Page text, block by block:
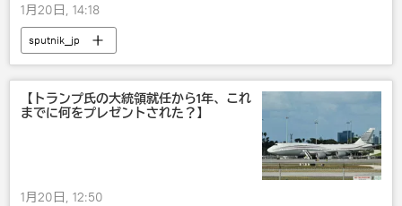
1月20日, 14:18
sputnik_jp
【トランプ氏の大統領就任から1年、これ
までに何をプレゼントされた？】
1月20日, 12:50